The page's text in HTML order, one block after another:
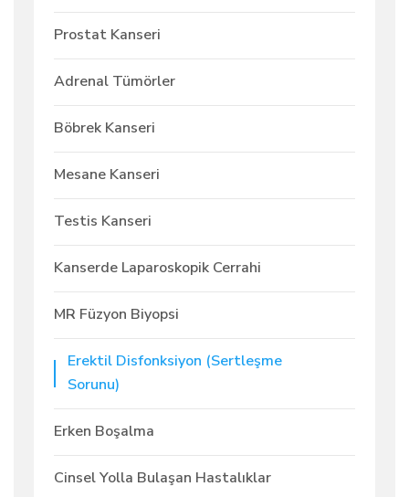
Prostat Kanseri
Adrenal Tümörler
Böbrek Kanseri
Mesane Kanseri
Testis Kanseri
Kanserde Laparoskopik Cerrahi
MR Füzyon Biyopsi
Erektil Disfonksiyon (Sertleşme
Sorunu)
Erken Boşalma
Cinsel Yolla Bulaşan Hastalıklar